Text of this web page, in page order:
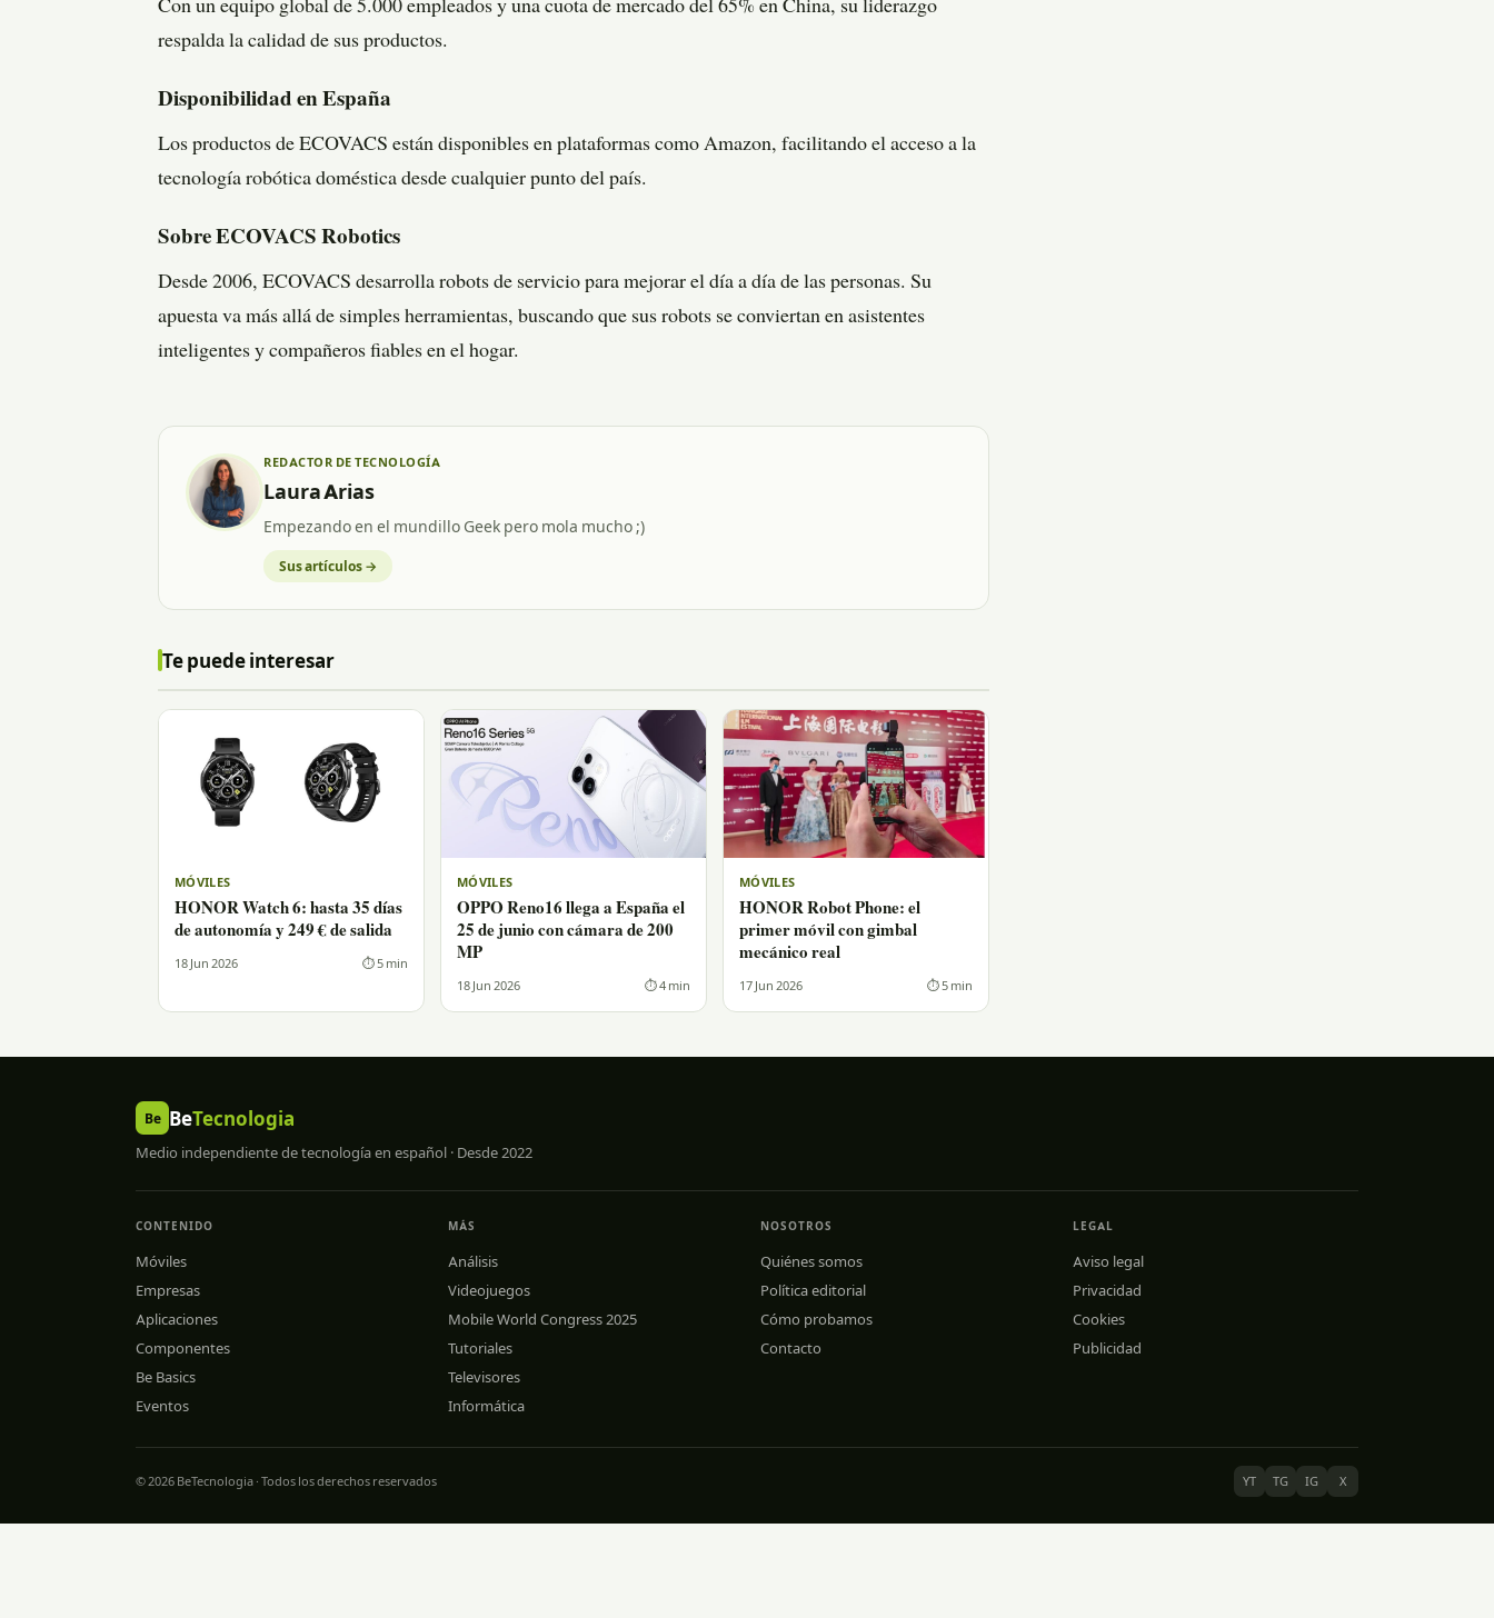
Con un equipo global de 5.000 empleados y una cuota de mercado del 65% en China, su liderazgo
respalda la calidad de sus productos.
Disponibilidad en España
Los productos de ECOVACS están disponibles en plataformas como Amazon, facilitando el acceso a la
tecnología robótica doméstica desde cualquier punto del país.
Sobre ECOVACS Robotics
Desde 2006, ECOVACS desarrolla robots de servicio para mejorar el día a día de las personas. Su
apuesta va más allá de simples herramientas, buscando que sus robots se conviertan en asistentes
inteligentes y compañeros fiables en el hogar.
REDACTOR DE TECNOLOGÍA
Laura Arias
Empezando en el mundillo Geek pero mola mucho ;)
Sus artículos →
Te puede interesar
MÓVILES
HONOR Watch 6: hasta 35 días
de autonomía y 249 € de salida
18 Jun 2026 ⏱ 5 min
MÓVILES
OPPO Reno16 llega a España el
25 de junio con cámara de 200
MP
18 Jun 2026 ⏱ 4 min
MÓVILES
HONOR Robot Phone: el
primer móvil con gimbal
mecánico real
17 Jun 2026 ⏱ 5 min
Be BeTecnologia
Medio independiente de tecnología en español · Desde 2022
CONTENIDO
Móviles
Empresas
Aplicaciones
Componentes
Be Basics
Eventos
MÁS
Análisis
Videojuegos
Mobile World Congress 2025
Tutoriales
Televisores
Informática
NOSOTROS
Quiénes somos
Política editorial
Cómo probamos
Contacto
LEGAL
Aviso legal
Privacidad
Cookies
Publicidad
© 2026 BeTecnologia · Todos los derechos reservados YT TG IG X